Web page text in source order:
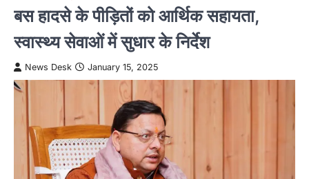
बस हादसे के पीड़ितों को आर्थिक सहायता,
स्वास्थ्य सेवाओं में सुधार के निर्देश
News Desk January 15, 2025